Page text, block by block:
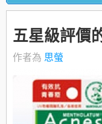
五星級評價
作者為 思螢